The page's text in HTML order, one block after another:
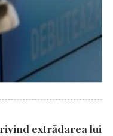
extrădarea lui